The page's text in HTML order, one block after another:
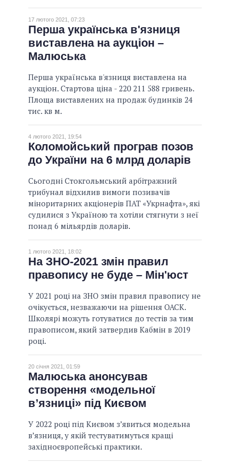
17 лютого 2021, 07:23
Перша українська в'язниця
виставлена на аукціон –
Малюська
Перша українська в'язниця виставлена на
аукціон. Стартова ціна - 220 211 588 гривень.
Площа виставлених на продаж будинків 24
тис. кв м.
4 лютого 2021, 19:54
Коломойський програв позов
до України на 6 млрд доларів
Сьогодні Стокгольмський арбітражний
трибунал відхилив вимоги позивачів
міноритарних акціонерів ПАТ «Укрнафта», які
судилися з Україною та хотіли стягнути з неї
понад 6 мільярдів доларів.
1 лютого 2021, 18:02
На ЗНО-2021 змін правил
правопису не буде – Мін'юст
У 2021 році на ЗНО змін правил правопису не
очікується, незважаючи на рішення ОАСК.
Школярі можуть готуватися до тестів за тим
правописом, який затвердив Кабмін в 2019
році.
20 січня 2021, 01:59
Малюська анонсував
створення «модельної
в’язниці» під Києвом
У 2022 році під Києвом з’явиться модельна
в’язниця, у якій тестуватимуться кращі
західноєвропейські практики.